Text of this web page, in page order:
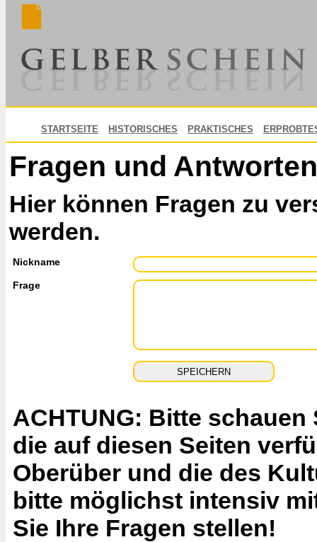
STARTSEITE HISTORISCHES PRAKTISCHES
Fragen und Antworten
Hier können Fragen zu
werden.
Nickname
Frage
ACHTUNG: Bitte
die auf diesen Seiten
Oberüber und die des
bitte möglichst intensiv
Sie Ihre Fragen stellen!